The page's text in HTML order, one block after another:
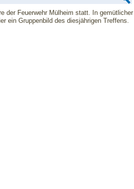
der Feuerwehr Mülheim statt. In gemütlicher
ein Gruppenbild des diesjährigen Treffens.